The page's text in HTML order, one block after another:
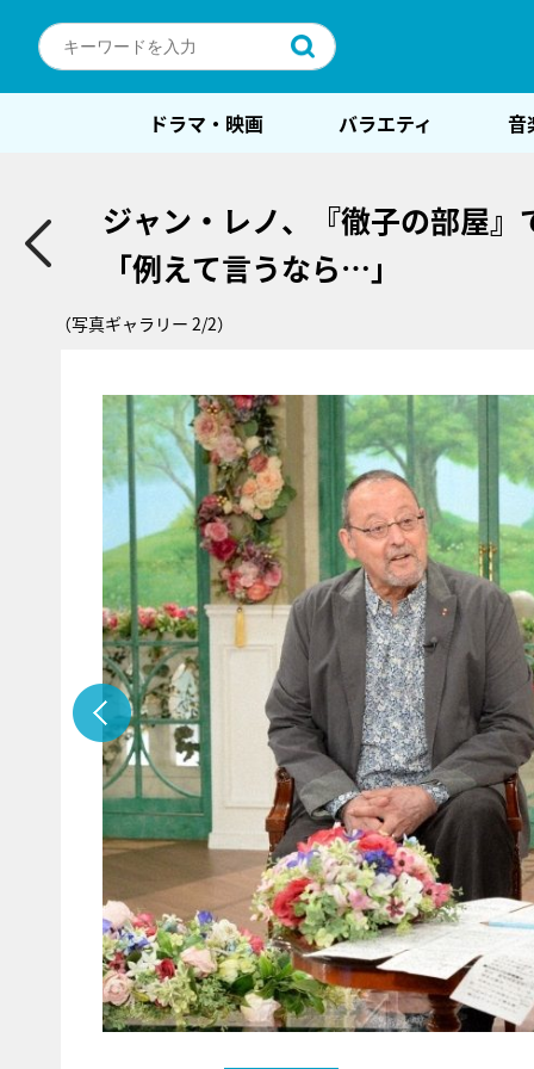
ドラマ・映画 バラエティ 音
ジャン・レノ、『徹子の部屋
「例えて言うなら…」
（写真ギャラリー 2/2）